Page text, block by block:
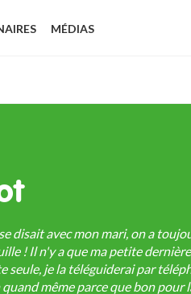
MÉDIAS
disait avec mon mari, on a
! Il n'y a que ma petite
seule, je la téléguiderai par
même parce que bon pour